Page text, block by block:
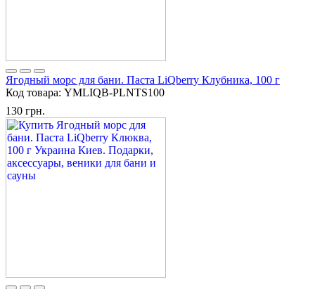
Ягодный морс для бани. Паста LiQberry Клубника, 100 г
Код товара: YMLIQB-PLNTS100
130 грн.